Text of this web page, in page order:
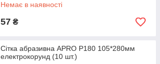
Немає в наявності
57 ₴
Сітка абразивна APRO P180 105*280мм
електрокорунд (10 шт.)